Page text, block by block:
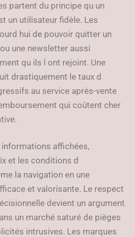
partent du principe qu un
un utilisateur fidèle. Les
hui de pouvoir quitter un
une newsletter aussi
qu ils l ont rejoint. Une
drastiquement le taux d
au service après-vente
qui coûtent cher
affichées,
et les conditions d
la navigation en une
et valorisante. Le respect
devient un argument
un marché saturé de pièges
intrusives. Les marques